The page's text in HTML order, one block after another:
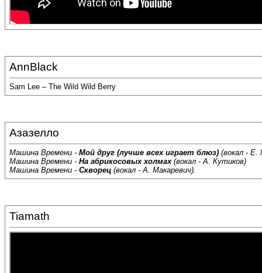
AnnBlack
Sam Lee – The Wild Wild Berry
Азазелло
Машина Времени - Мой друг (лучше всех играет блюз) (вокал - Е.
Машина Времени - На абрикосовых холмах(вокал - А. Кутиков)
Машина Времени - Скворец (вокал - А. Макаревич).
Tiamath